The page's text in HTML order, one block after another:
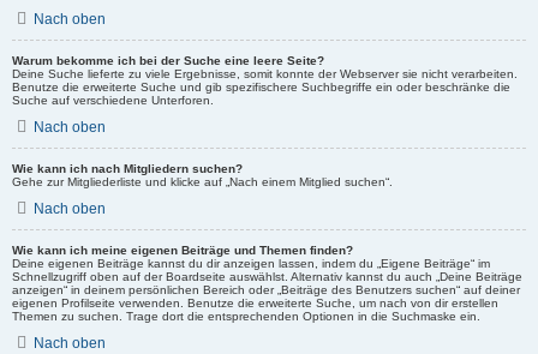
Nach oben
Warum bekomme ich bei der Suche eine leere Seite?
Deine Suche lieferte zu viele Ergebnisse, somit konnte der Webserver sie nicht verarbeiten.
Benutze die erweiterte Suche und gib spezifischere Suchbegriffe ein oder beschränke die
Suche auf verschiedene Unterforen.
Nach oben
Wie kann ich nach Mitgliedern suchen?
Gehe zur Mitgliederliste und klicke auf „Nach einem Mitglied suchen“.
Nach oben
Wie kann ich meine eigenen Beiträge und Themen finden?
Deine eigenen Beiträge kannst du dir anzeigen lassen, indem du „Eigene Beiträge“ im
Schnellzugriff oben auf der Boardseite auswählst. Alternativ kannst du auch „Deine Beiträge
anzeigen“ in deinem persönlichen Bereich oder „Beiträge des Benutzers suchen“ auf deiner
eigenen Profilseite verwenden. Benutze die erweiterte Suche, um nach von dir erstellen
Themen zu suchen. Trage dort die entsprechenden Optionen in die Suchmaske ein.
Nach oben